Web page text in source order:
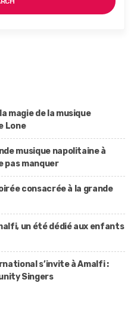
magie de la musique
Lone
musique napolitaine à
pas manquer
consacrée à la grande
un été dédié aux enfants
s’invite à Amalfi :
Singers